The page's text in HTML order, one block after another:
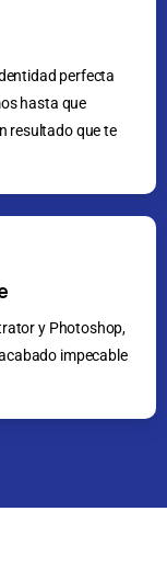
perfecta
hasta que
resultado que te
y Photoshop,
impecable